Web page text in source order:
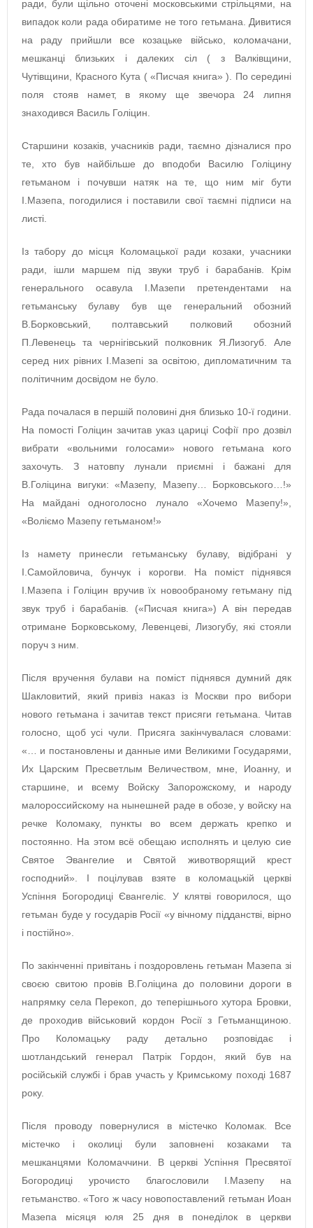
ради, були щільно оточені московськими стрільцями, на
випадок коли рада обиратиме не того гетьмана. Дивитися
на раду прийшли все козацьке військо, коломачани,
мешканці близьких і далеких сіл ( з Валківщини,
Чутівщини, Красного Кута ( «Писчая книга» ). По середині
поля стояв намет, в якому ще звечора 24 липня
знаходився Василь Голіцин.
Старшини козаків, учасників ради, таємно дізналися про
те, хто був найбільше до вподоби Василю Голіцину
гетьманом і почувши натяк на те, що ним міг бути
І.Мазепа, погодилися і поставили свої таємні підписи на
листі.
Із табору до місця Коломацької ради козаки, учасники
ради, ішли маршем під звуки труб і барабанів. Крім
генерального осавула І.Мазепи претендентами на
гетьманську булаву був ще генеральний обозний
В.Борковський, полтавський полковий обозний
П.Левенець та чернігівський полковник Я.Лизогуб. Але
серед них рівних І.Мазепі за освітою, дипломатичним та
політичним досвідом не було.
Рада почалася в першій половині дня близько 10-ї години.
На помості Голіцин зачитав указ цариці Софії про дозвіл
вибрати «вольними голосами» нового гетьмана кого
захочуть. З натовпу лунали приємні і бажані для
В.Голіцина вигуки: «Мазепу, Мазепу… Борковського…!»
На майдані одноголосно лунало «Хочемо Мазепу!»,
«Воліємо Мазепу гетьманом!»
Із намету принесли гетьманську булаву, відібрані у
І.Самойловича, бунчук і корогви. На поміст піднявся
І.Мазепа і Голіцин вручив їх новообраному гетьману під
звук труб і барабанів. («Писчая книга») А він передав
отримане Борковському, Левенцеві, Лизогубу, які стояли
поруч з ним.
Після вручення булави на поміст піднявся думний дяк
Шакловитий, який привіз наказ із Москви про вибори
нового гетьмана і зачитав текст присяги гетьмана. Читав
голосно, щоб усі чули. Присяга закінчувалася словами:
«… и постановлены и данные ими Великими Государями,
Их Царским Пресветлым Величеством, мне, Иоанну, и
старшине, и всему Войску Запорожскому, и народу
малороссийскому на нынешней раде в обозе, у войску на
речке Коломаку, пункты во всем держать крепко и
постоянно. На этом всё обещаю исполнять и целую сие
Святое Эвангелие и Святой животворящий крест
господний». І поцілував взяте в коломацькій церкві
Успіння Богородиці Євангеліє. У клятві говорилося, що
гетьман буде у государів Росії «у вічному підданстві, вірно
і постійно».
По закінченні привітань і поздоровлень гетьман Мазепа зі
своєю свитою провів В.Голіцина до половини дороги в
напрямку села Перекоп, до теперішнього хутора Бровки,
де проходив військовий кордон Росії з Гетьманщиною.
Про Коломацьку раду детально розповідає і
шотландський генерал Патрік Гордон, який був на
російській службі і брав участь у Кримському поході 1687
року.
Після проводу повернулися в містечко Коломак. Все
містечко і околиці були заповнені козаками та
мешканцями Коломаччини. В церкві Успіння Пресвятої
Богородиці урочисто благословили І.Мазепу на
гетьманство. «Того ж часу новопоставлений гетьман Иоан
Мазепа місяця юля 25 дня в понеділок в церкви